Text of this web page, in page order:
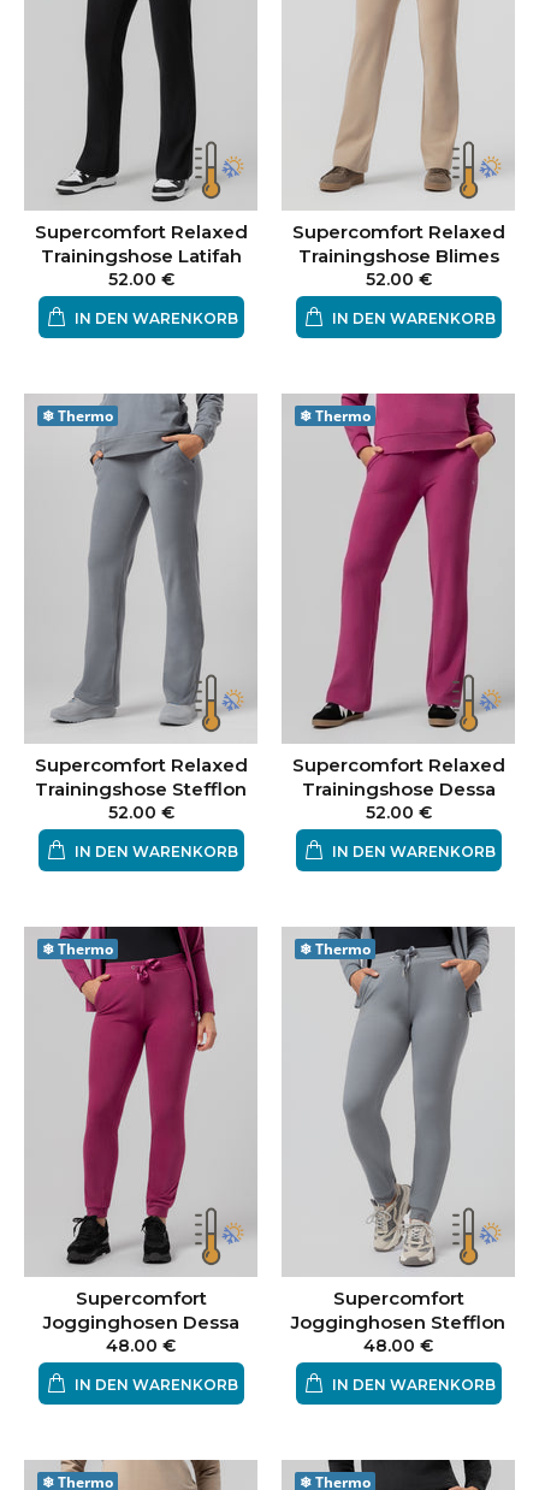
Was wird dich am meisten beeindrucken?
Außergewöhnliche Wärme und Weichheit der LELOSI
Fasern
Atmungsfähiges und nicht juckendes Material
Einzigartiges Design und einzigartige Farbauswahl
0% durchsichtig
Supercomfort Relaxed
Trainingshose Latifah
52.00 €
IN DEN WARENKORB
Supercomfort Relaxed
Trainingshose Blimes
52.00 €
IN DEN WARENKORB
❄Thermo
Supercomfort Relaxed
Trainingshose Stefflon
52.00 €
IN DEN WARENKORB
❄Thermo
Supercomfort Relaxed
Trainingshose Dessa
52.00 €
IN DEN WARENKORB
❄Thermo
Supercomfort
Jogginghosen Dessa
48.00 €
IN DEN WARENKORB
❄Thermo
Supercomfort
Jogginghosen Stefflon
48.00 €
IN DEN WARENKORB
❄Thermo ❄Thermo